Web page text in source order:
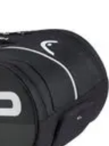
Contenido Digital